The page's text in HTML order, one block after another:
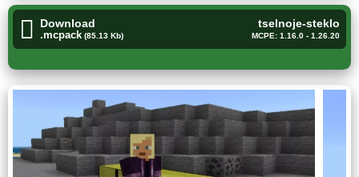
Чистое стекло
Следующий текстур пак от автора Minecraft PE
предлагает оценить внешний вид стекла, который стал
Приятный оттенок не оставит равнодушным
никого. По крайней мере, обязательно вызовет
интерес своим необычным внешним видом.
Download
.mcpack(85.13 Kb)
tselnoje-steklo
MCPE: 1.16.0 - 1.26.20